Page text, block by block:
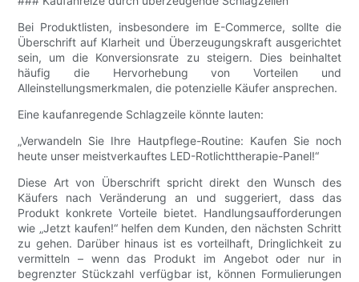
Bei Produktlisten, insbesondere im E-Commerce, sollte die
Überschrift auf Klarheit und Überzeugungskraft ausgerichtet
sein, um die Konversionsrate zu steigern. Dies beinhaltet
häufig die Hervorhebung von Vorteilen und
Alleinstellungsmerkmalen, die potenzielle Käufer ansprechen.
Eine kaufanregende Schlagzeile könnte lauten:
„Verwandeln Sie Ihre Hautpflege-Routine: Kaufen Sie noch
heute unser meistverkauftes LED-Rotlichttherapie-Panel!“
Diese Art von Überschrift spricht direkt den Wunsch des
Käufers nach Veränderung an und suggeriert, dass das
Produkt konkrete Vorteile bietet. Handlungsaufforderungen
wie „Jetzt kaufen!“ helfen dem Kunden, den nächsten Schritt
zu gehen. Darüber hinaus ist es vorteilhaft, Dringlichkeit zu
vermitteln – wenn das Produkt im Angebot oder nur in
begrenzter Stückzahl verfügbar ist, können Formulierungen